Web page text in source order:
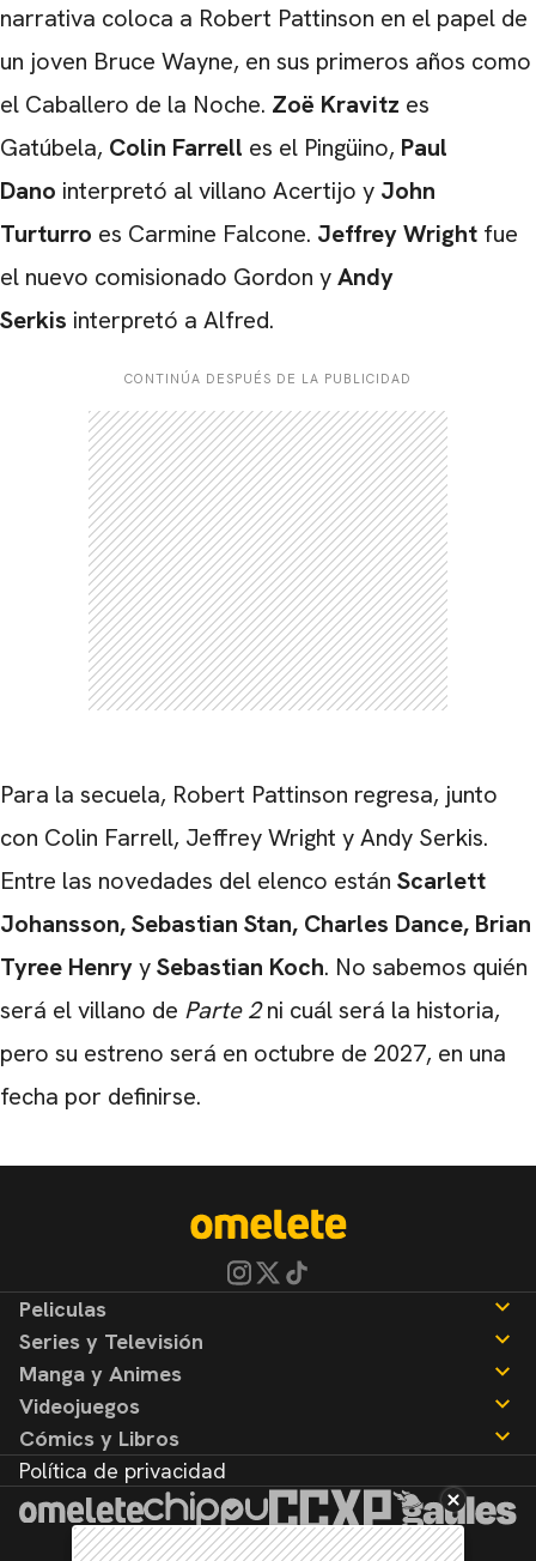
narrativa coloca a Robert Pattinson en el papel de
un joven Bruce Wayne, en sus primeros años como
el Caballero de la Noche. Zoë Kravitz es
Gatúbela, Colin Farrell es el Pingüino, Paul
Dano interpretó al villano Acertijo y John
Turturro es Carmine Falcone. Jeffrey Wright fue
el nuevo comisionado Gordon yAndy
Serkis interpretó a Alfred.
CONTINÚA DESPUÉS DE LA PUBLICIDAD
Para la secuela, Robert Pattinson regresa, junto
con Colin Farrell, Jeffrey Wright y Andy Serkis.
Entre las novedades del elenco están Scarlett
Johansson, Sebastian Stan, Charles Dance, Brian
Tyree HenryySebastian Koch. No sabemos quién
será el villano de Parte 2ni cuál será la historia,
pero su estreno será en octubre de 2027, en una
fecha por definirse.
Peliculas
Noticias
Reseñas
Series y Televisión
Noticias
Reseñas
Manga y Animes
Noticias
Reseñas
Videojuegos
Noticias
Reseñas
Cómics y Libros
Noticias
Reseñas
Política de privacidad